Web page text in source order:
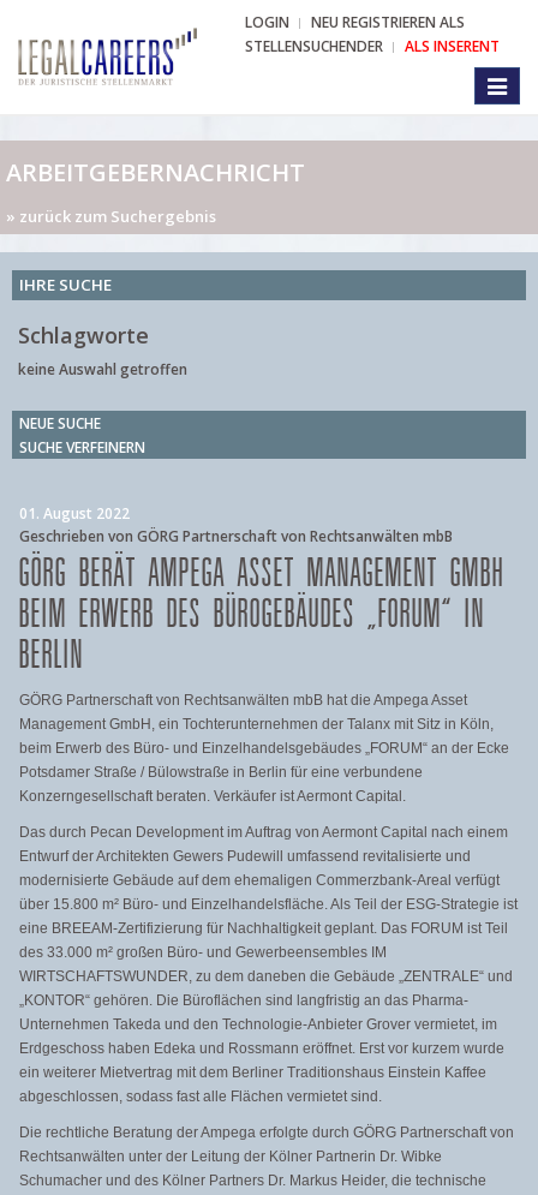
LOGIN
NEU REGISTRIEREN ALS
STELLENSUCHENDER
ALS INSERENT
ARBEITGEBERNACHRICHT
» zurück zum Suchergebnis
IHRE SUCHE
Schlagworte
keine Auswahl getroffen
NEUE SUCHE
SUCHE VERFEINERN
01. August 2022
Geschrieben von GÖRG Partnerschaft von Rechtsanwälten mbB
GÖRG BERÄT AMPEGA ASSET MANAGEMENT GMBH
BEIM ERWERB DES BÜROGEBÄUDES „FORUM“ IN
BERLIN
GÖRG Partnerschaft von Rechtsanwälten mbB hat die Ampega Asset
Management GmbH, ein Tochterunternehmen der Talanx mit Sitz in Köln,
beim Erwerb des Büro- und Einzelhandelsgebäudes „FORUM“ an der Ecke
Potsdamer Straße / Bülowstraße in Berlin für eine verbundene
Konzerngesellschaft beraten. Verkäufer ist Aermont Capital.
Das durch Pecan Development im Auftrag von Aermont Capital nach einem
Entwurf der Architekten Gewers Pudewill umfassend revitalisierte und
modernisierte Gebäude auf dem ehemaligen Commerzbank-Areal verfügt
über 15.800 m² Büro- und Einzelhandelsfläche. Als Teil der ESG-Strategie ist
eine BREEAM-Zertifizierung für Nachhaltigkeit geplant. Das FORUM ist Teil
des 33.000 m² großen Büro- und Gewerbeensembles IM
WIRTSCHAFTSWUNDER, zu dem daneben die Gebäude „ZENTRALE“ und
„KONTOR“ gehören. Die Büroflächen sind langfristig an das Pharma-
Unternehmen Takeda und den Technologie-Anbieter Grover vermietet, im
Erdgeschoss haben Edeka und Rossmann eröffnet. Erst vor kurzem wurde
ein weiterer Mietvertrag mit dem Berliner Traditionshaus Einstein Kaffee
abgeschlossen, sodass fast alle Flächen vermietet sind.
Die rechtliche Beratung der Ampega erfolgte durch GÖRG Partnerschaft von
Rechtsanwälten unter der Leitung der Kölner Partnerin Dr. Wibke
Schumacher und des Kölner Partners Dr. Markus Heider, die technische